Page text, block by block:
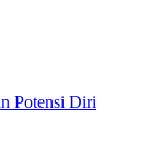
Potensi Diri